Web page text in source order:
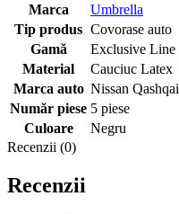
Marca
Umbrella
Tip produs Covorase auto
Gamă
Exclusive Line
Material
Cauciuc Latex
Marca auto Nissan Qashqai
Număr piese 5 piese
Culoare
Negru
Recenzii (0)
Recenzii